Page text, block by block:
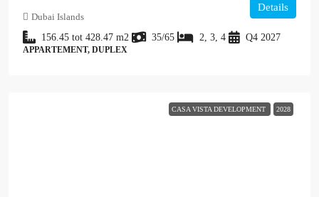
Dubai Islands
156.45 tot 428.47 m2 35/65 2, 3, 4 Q4 2027
APPARTEMENT, DUPLEX
Details
CASA VISTA DEVELOPMENT 2028